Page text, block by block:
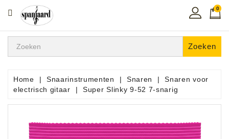
CATEGORIE
Home
In
De
Toetsen
Instrumenten
0
Zoeken
Home Snaarinstrumenten Snaren
Snaren voor
electrisch gitaar
Super Slinky 9-52 7-snarig